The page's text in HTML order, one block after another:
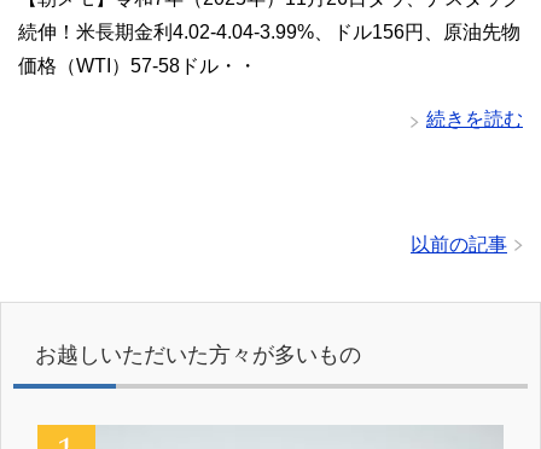
続伸！米長期金利4.02-4.04-3.99%、ドル156円、原油先物
価格（WTI）57-58ドル・・
続きを読む
以前の記事
お越しいただいた方々が多いもの